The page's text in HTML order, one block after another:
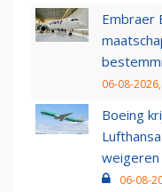
Embraer
06-08-
Boeing
weigeren
06-08-